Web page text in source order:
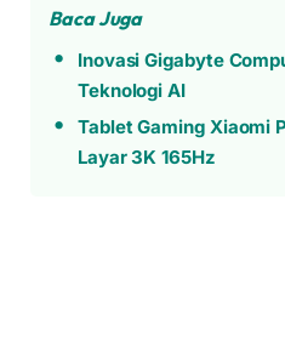
Baca Juga
Inovasi Gigabyte
Teknologi AI
Tablet Gaming Xiaomi
Layar 3K 165Hz